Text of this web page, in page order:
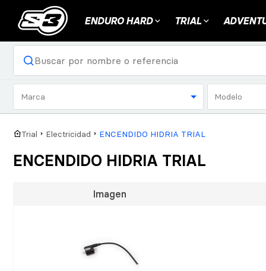
ENDURO HARD TRIAL
Marca Modelo
Trial Electricidad ENCENDIDO HIDRIA TRIAL
ENCENDIDO HIDRIA TRIAL
Imagen